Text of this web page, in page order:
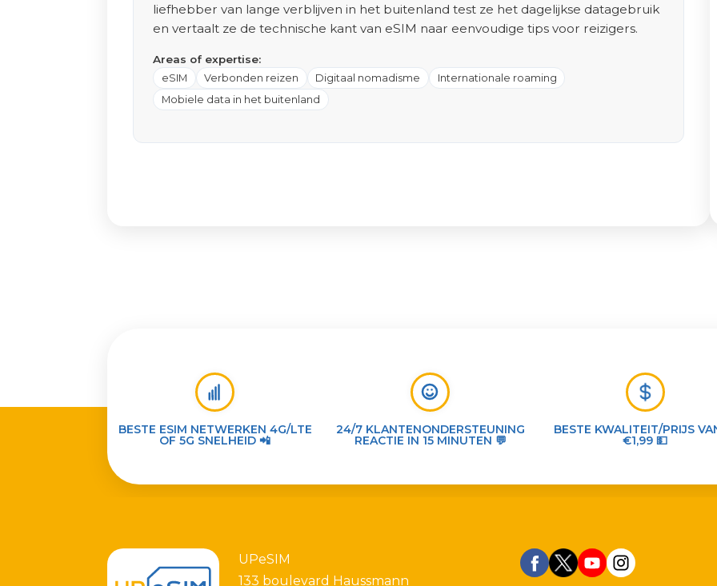
liefhebber van lange verblijven in het buitenland test ze het dagelijkse datagebruik
en vertaalt ze de technische kant van eSIM naar eenvoudige tips voor reizigers.
Areas of expertise:
eSIM Verbonden reizen Digitaal nomadisme
Internationale roaming
Mobiele data in het buitenland
BESTE ESIM NETWERKEN 4G/LTE
OF 5G SNELHEID 📲
24/7 KLANTENONDERSTEUNING
REACTIE IN 15 MINUTEN 💬
BESTE KWALITEIT/PRIJS
€1,99 💵
UPeSIM
133 boulevard Haussmann